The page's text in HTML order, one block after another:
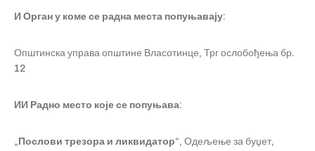
И Орган у коме се радна места попуњавају:
Општинска управа општине Власотинце, Трг ослобођења бр.
12
ИИ Радно место које се попуњава:
„Послови трезора и ликвидатор“, Одељење за буџет,